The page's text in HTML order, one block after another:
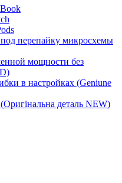
перепайку микросхемы
мощности без
в настройках (Geniune
деталь NEW)